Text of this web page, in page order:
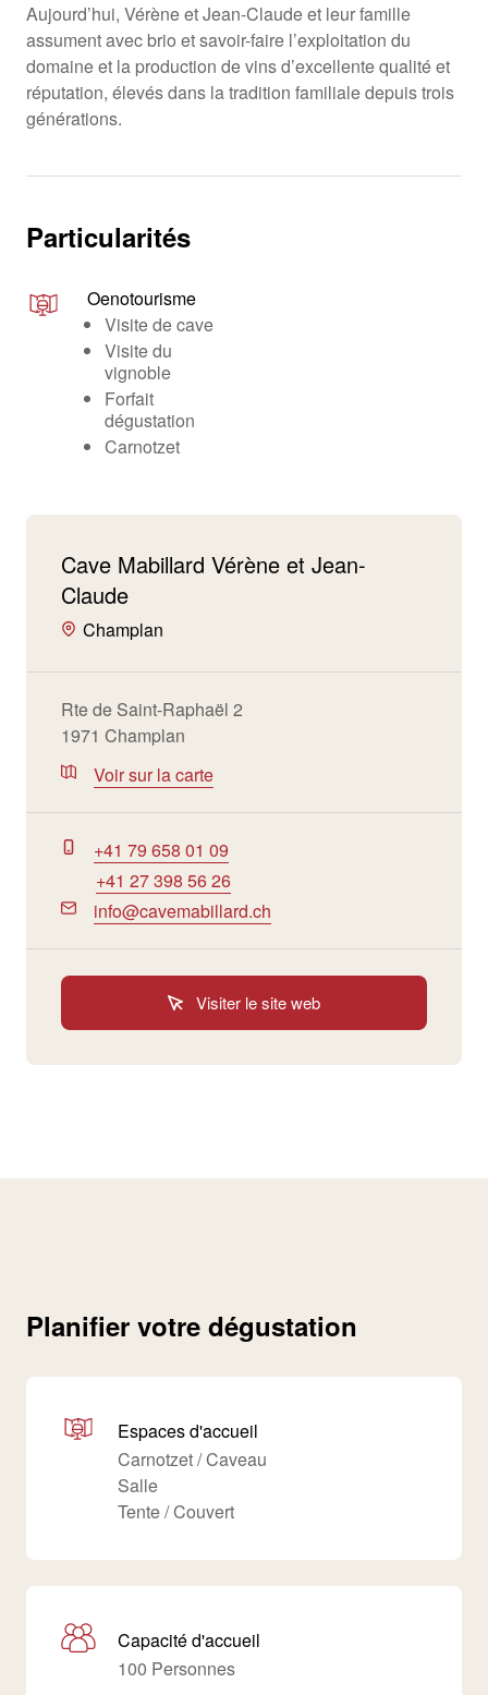
Aujourd’hui, Vérène et Jean-Claude et leur famille
assument avec brio et savoir-faire l’exploitation du
domaine et la production de vins d’excellente qualité et
réputation, élevés dans la tradition familiale depuis trois
générations.
Particularités
Oenotourisme
Visite de cave
Visite du
vignoble
Forfait
dégustation
Carnotzet
Cave Mabillard Vérène et Jean-
Claude
Champlan
Rte de Saint-Raphaël 2
1971 Champlan
Voir sur la carte
+41 79 658 01 09
+41 27 398 56 26
info@cavemabillard.ch
Visiter le site web
Planifier votre dégustation
Espaces d'accueil
Carnotzet / Caveau
Salle
Tente / Couvert
Capacité d'accueil
100 Personnes